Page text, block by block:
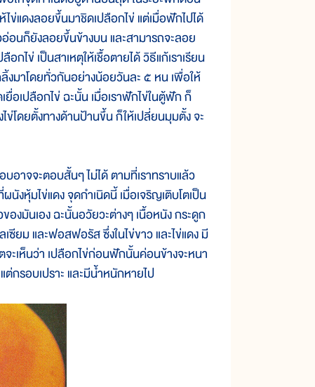
ข่แดงลอยขึ้นมาชิดเปลือกไข่ แต่เมื่อฟักไปได้
อนก็ยังลอยขึ้นข้างบน และสามารถจะลอย
กไข่ เป็นสาเหตุให้เชื้อตายได้ วิธีแก้เราเรียน
งมาโดยทั่วกันอย่างน้อยวันละ ๕ หน เพื่อให้
ยื่อเปลือกไข่ ฉะนั้น เมื่อเราฟักไข่ในตู้ฟัก ก็
โดยตั้งทางด้านป้านขึ้น ก็ให้เปลี่ยนมุมตั้ง จะ
าจจะตอบสั้นๆ ไม่ได้ ตามที่เราทราบแล้ว
นังหุ้มไข่แดง จุดกำเนิดนี้ เมื่อเจริญเติบโตเป็น
องมันเอง ฉะนั้นอวัยวะต่างๆ เนื้อหนัง กระดูก
ซียม และฟอสฟอรัส ซึ่งในไข่ขาว และไข่แดง มี
จะเห็นว่า เปลือกไข่ก่อนฟักนั้นค่อนข้างจะหนา
ต่กรอบเปราะ และมีน้ำหนักหายไป